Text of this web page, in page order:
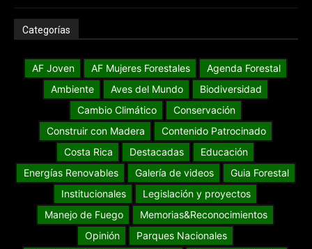
Categorías
AF Joven AF Mujeres Forestales
Agenda Forestal
Ambiente
Aves del Mundo
Biodiversidad
Cambio Climático
Conservación
Construir con Madera
Contenido Patrocinado
Costa Rica
Destacadas
Educación
Energías Renovables
Galería de videos
Guia Forestal
Institucionales
Legislación y proyectos
Manejo de Fuego
Memorias&Reconocimientos
Opinión
Parques Nacionales